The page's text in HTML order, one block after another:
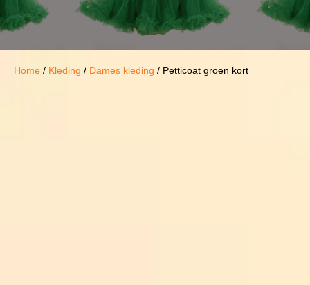
Home / Kleding / Dames kleding / Petticoat groen kort